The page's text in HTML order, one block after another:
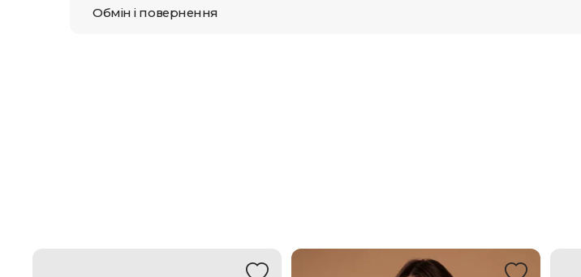
Обмін і повернення